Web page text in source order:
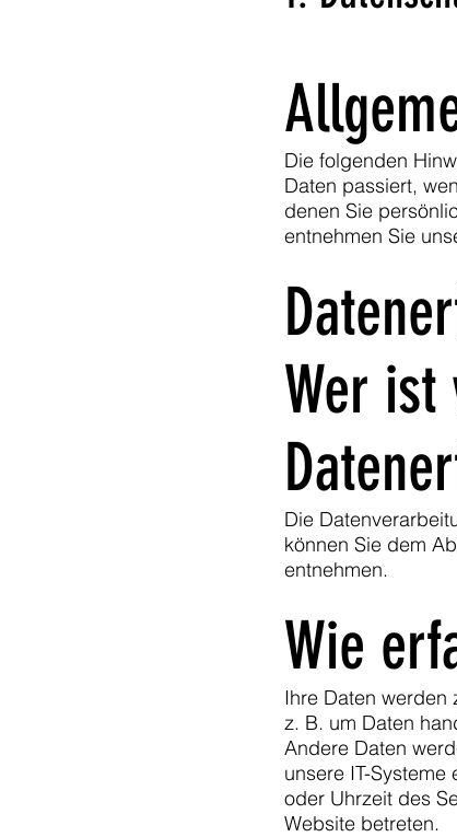
Die folgenden
Daten passiert,
denen Sie
entnehmen Sie
Wer
Die
können Sie dem
entnehmen.
Wie
Ihre Daten werden
z. B. um Daten
Andere Daten
unsere IT-
oder Uhrzeit des
Website betreten.